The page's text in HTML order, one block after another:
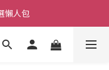
金
懶人包